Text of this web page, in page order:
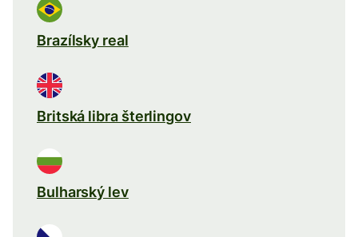
Brazílsky real
Britská libra šterlingov
Bulharský lev